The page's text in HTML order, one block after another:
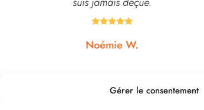
Gérer le consentement